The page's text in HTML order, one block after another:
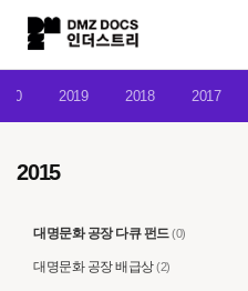
2019 2018 2017
2015
대명문화 공장 다큐 펀드 (0)
대명문화 공장 배급상(2)